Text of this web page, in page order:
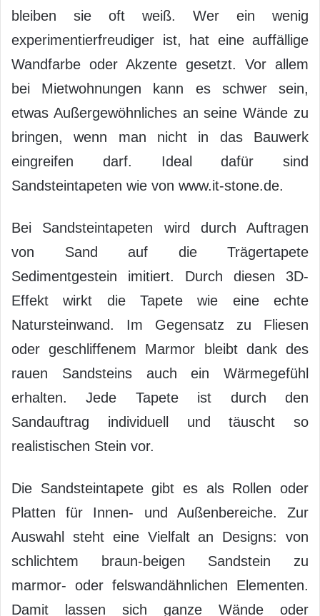
bleiben sie oft weiß. Wer ein wenig
experimentierfreudiger ist, hat eine auffällige
Wandfarbe oder Akzente gesetzt. Vor allem
bei Mietwohnungen kann es schwer sein,
etwas Außergewöhnliches an seine Wände zu
bringen, wenn man nicht in das Bauwerk
eingreifen darf. Ideal dafür sind
Sandsteintapeten wie von www.it-stone.de.
Bei Sandsteintapeten wird durch Auftragen
von Sand auf die Trägertapete
Sedimentgestein imitiert. Durch diesen 3D-
Effekt wirkt die Tapete wie eine echte
Natursteinwand. Im Gegensatz zu Fliesen
oder geschliffenem Marmor bleibt dank des
rauen Sandsteins auch ein Wärmegefühl
erhalten. Jede Tapete ist durch den
Sandauftrag individuell und täuscht so
realistischen Stein vor.
Die Sandsteintapete gibt es als Rollen oder
Platten für Innen- und Außenbereiche. Zur
Auswahl steht eine Vielfalt an Designs: von
schlichtem braun-beigen Sandstein zu
marmor- oder felswandähnlichen Elementen.
Damit lassen sich ganze Wände oder